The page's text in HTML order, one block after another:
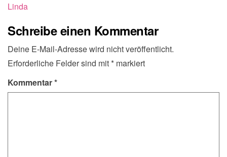
Linda
Schreibe einen Kommentar
Deine E-Mail-Adresse wird nicht veröffentlicht.
Erforderliche Felder sind mit * markiert
Kommentar*